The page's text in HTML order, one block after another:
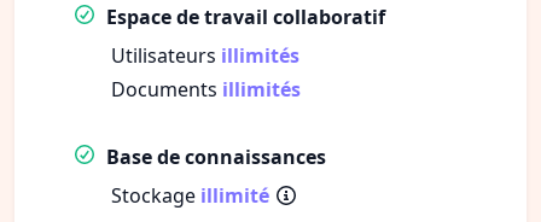
Espace de travail collaboratif
Utilisateurs illimités
Documents illimités
Base de connaissances
Stockage illimité